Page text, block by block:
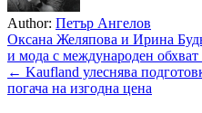
Author: Петър Ангелов
Навигация
Оксана Желяпова и Ирина
и мода с международен
← Kaufland улеснява
погача на изгодна цена